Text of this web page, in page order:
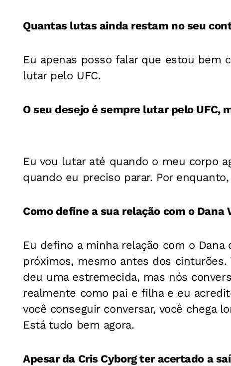
Quantas lutas ainda restam no seu
Eu apenas posso falar que estou bem
lutar pelo UFC.
O seu desejo é sempre lutar pelo UFC,
Eu vou lutar até quando o meu corpo
quando eu preciso parar. Por
Como define a sua relação com o Dana
Eu defino a minha relação com o
próximos, mesmo antes dos
deu uma estremecida, mas nós
realmente como pai e filha e eu
você conseguir conversar, você chega
Está tudo bem agora.
Apesar da Cris Cyborg ter acertado a